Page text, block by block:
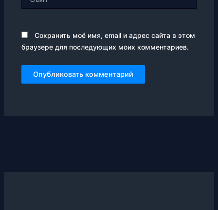
Сохранить моё имя, email и адрес сайта в этом
браузере для последующих моих комментариев.